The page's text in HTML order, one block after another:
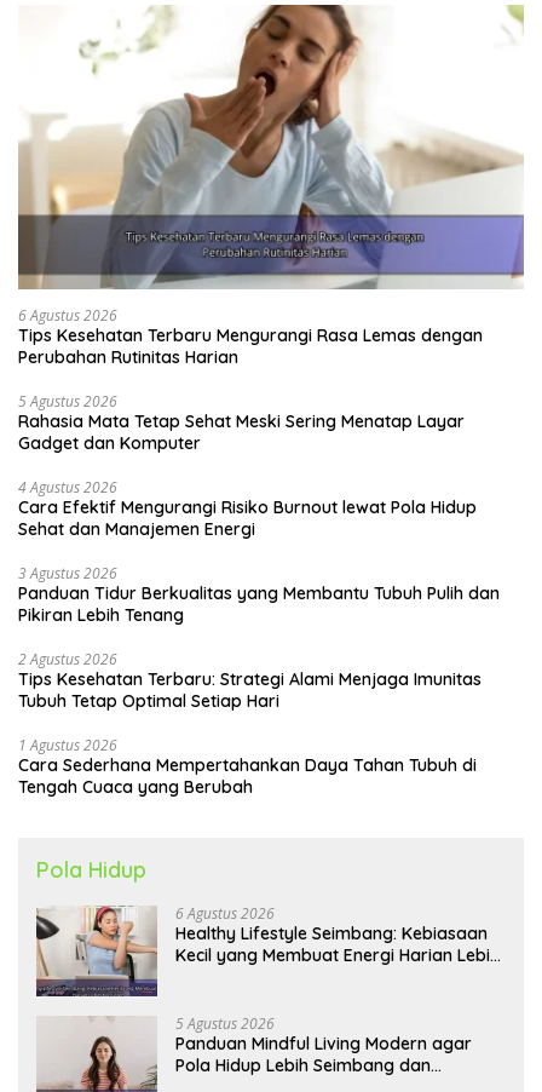
6 Agustus 2026
Tips Kesehatan Terbaru Mengurangi Rasa Lemas dengan
Perubahan Rutinitas Harian
5 Agustus 2026
Rahasia Mata Tetap Sehat Meski Sering Menatap Layar
Gadget dan Komputer
4 Agustus 2026
Cara Efektif Mengurangi Risiko Burnout lewat Pola Hidup
Sehat dan Manajemen Energi
3 Agustus 2026
Panduan Tidur Berkualitas yang Membantu Tubuh Pulih dan
Pikiran Lebih Tenang
2 Agustus 2026
Tips Kesehatan Terbaru: Strategi Alami Menjaga Imunitas
Tubuh Tetap Optimal Setiap Hari
1 Agustus 2026
Cara Sederhana Mempertahankan Daya Tahan Tubuh di
Tengah Cuaca yang Berubah
Pola Hidup
6 Agustus 2026
Healthy Lifestyle Seimbang: Kebiasaan
Kecil yang Membuat Energi Harian Lebih
5 Agustus 2026
Panduan Mindful Living Modern agar
Pola Hidup Lebih Seimbang dan